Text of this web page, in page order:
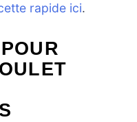
rapide ici.